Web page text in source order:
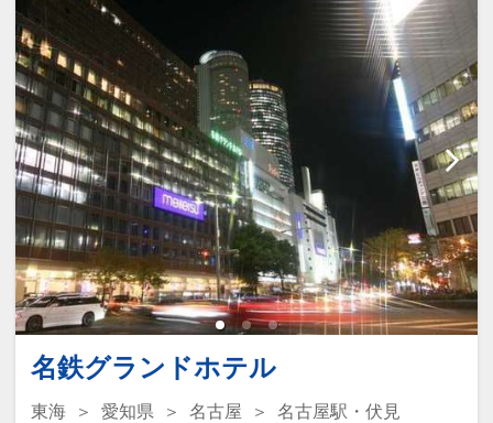
桜通口を出て、『ミッドランドスクエ
ア』の南側にございます。
■夜便：名古屋駅 ⇒ ホテル 15:00～
23:00
■朝便：ホテル ⇒ 名古屋駅 6:30～10:30
※所要時間は約7～10分程です。
※満員の場合ご乗車いただけない場合が
ございます。
※送迎バスは名古屋駅⇔ホテル間を循環
いたします。
※交通事情により時間が変更になる場合
◆ズボンプレッサーは各フロアにご用意
小学生のお子様まで添い寝利用ＯＫ！
◎小学生まで添い寝利用がＯＫ！施設使
用料は無料！
※添い寝利用のお子さまは「こどもＦ」
でお申し込みください。
※添い寝のお子さまにはアメニティ（歯
ブラシなど）はつきません。
※添い寝のお子さまは、正ベッド1台に
但し、おとな1名で添い寝のお子さま2名
のご利用はできません。
名鉄グランドホテル
東海 愛知県 名古屋
名古屋駅・伏見